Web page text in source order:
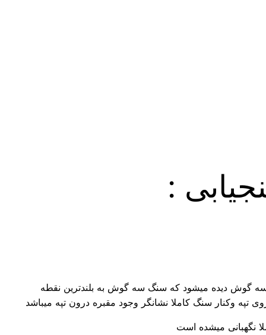
:
گوش دیده میشود که سنگ سه گوش به بلندترین نقطه
تپه وکنار سنگ کاملا نشانگر وجود مقبره درون تپه میباشد
نگهبانی میشده است